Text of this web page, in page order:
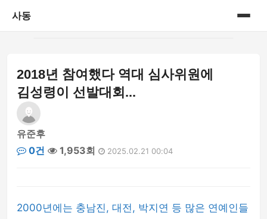
사동
게시판
2018년 참여했다 역대 심사위원에
김성령이 선발대회...
유준후
0건
1,953회 2025.02.21 00:04
2000년에는 충남진, 대전, 박지연 등 많은 연예인들